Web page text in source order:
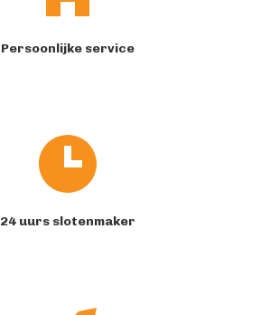
Persoonlijke service
24 uurs slotenmaker